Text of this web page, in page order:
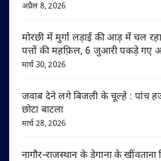
अप्रैल 8, 2026
मोरछी में मुर्गा लड़ाई की आड़ में चल
पत्तों की महफ़िल, 6 जुआरी पकड़े गए
मार्च 30, 2026
जवाब देने लगे बिजली के चूल्हे : पांच
छोटा बाटला
मार्च 28, 2026
नागौर-राजस्थान के डेगाना के खींवताना